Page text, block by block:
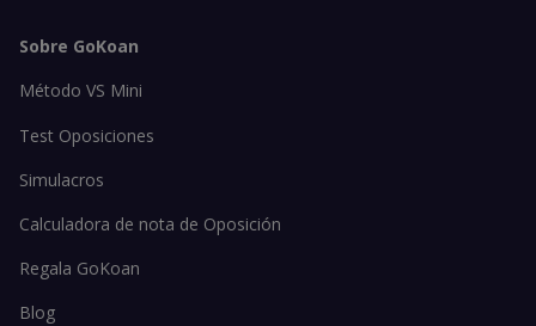
Sobre GoKoan
Método VS Mini
Test Oposiciones
Simulacros
Calculadora de nota de Oposición
Regala GoKoan
Blog